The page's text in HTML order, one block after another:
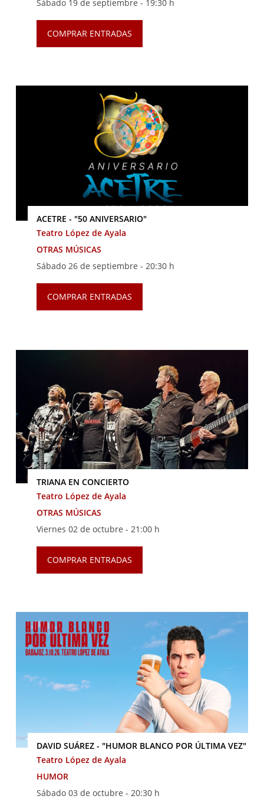
Sábado 19 de septiembre - 19:30 h
COMPRAR ENTRADAS
ACETRE - "50 ANIVERSARIO"
Teatro López de Ayala
OTRAS MÚSICAS
Sábado 26 de septiembre - 20:30 h
COMPRAR ENTRADAS
TRIANA EN CONCIERTO
Teatro López de Ayala
OTRAS MÚSICAS
Viernes 02 de octubre - 21:00 h
COMPRAR ENTRADAS
DAVID SUÁREZ - "HUMOR BLANCO POR ÚLTIMA VEZ"
Teatro López de Ayala
HUMOR
Sábado 03 de octubre - 20:30 h